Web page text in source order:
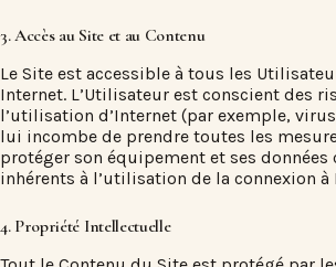
3. Accès au Site et au Contenu
Le Site est accessible à tous les
Internet. L’Utilisateur est conscient des
l’utilisation d’Internet (par exemple,
lui incombe de prendre toutes les
protéger son équipement et ses données
inhérents à l’utilisation de la connexion à
4. Propriété Intellectuelle